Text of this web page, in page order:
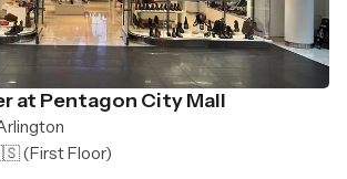
at Pentagon City Mall
(First Floor)